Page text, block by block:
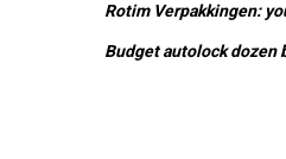
Rotim Verpakkingen:
Budget autolock dozen